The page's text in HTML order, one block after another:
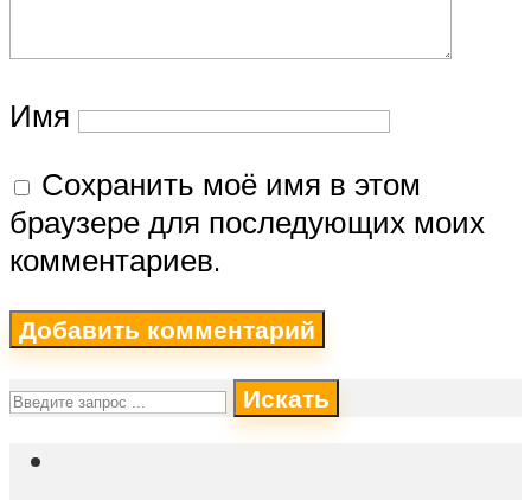
Имя
Сохранить моё имя в этом
браузере для последующих моих
комментариев.
Искать